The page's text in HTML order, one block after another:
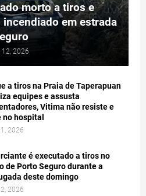
morto a tiros e
em estrada
12, 2026
a tiros na Praia de Taperapuan
equipes e assusta
Vitima não resiste e
no hospital
2026
é executado a tiros no
de Porto Seguro durante a
deste domingo
2026